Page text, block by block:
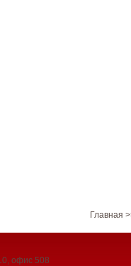
Главная
офис 508